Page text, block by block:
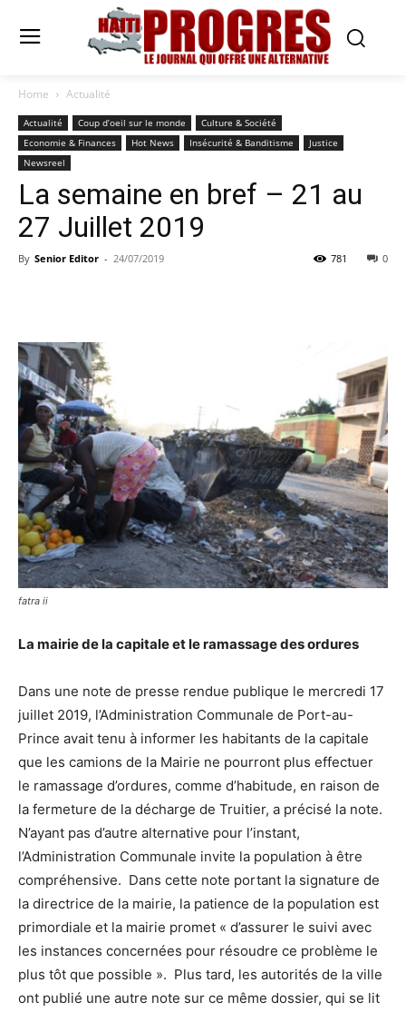
Home Actualité
Actualité Coup d’oeil sur le monde
Culture & Société
Economie & Finances
Hot News Insécurité & Banditisme
Justice
Newsreel
La semaine en bref – 21 au
27 Juillet 2019
By Senior Editor - 24/07/2019 0
781
fatra ii
La mairie de la capitale et le ramassage des ordures
Dans une note de presse rendue publique le mercredi 17
juillet 2019, l’Administration Communale de Port-au-
Prince avait tenu à informer les habitants de la capitale
que les camions de la Mairie ne pourront plus effectuer
le ramassage d’ordures, comme d’habitude, en raison de
la fermeture de la décharge de Truitier, a précisé la note.
N’ayant pas d’autre alternative pour l’instant,
l’Administration Communale invite la population à être
compréhensive. Dans cette note portant la signature de
la directrice de la mairie, la patience de la population est
primordiale et la mairie promet « d’assurer le suivi avec
les instances concernées pour résoudre ce problème le
plus tôt que possible ». Plus tard, les autorités de la ville
ont publié une autre note sur ce même dossier, qui se lit